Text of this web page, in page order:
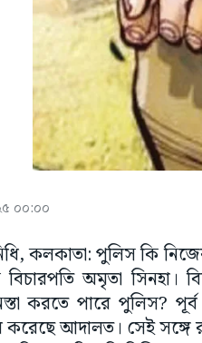
০০:০০
কলকাতা: পুলিস কি
বিচারপতি অমৃতা সিনহা।
করতে পারে পুলিস?
আদালত। সেই সঙ্গে